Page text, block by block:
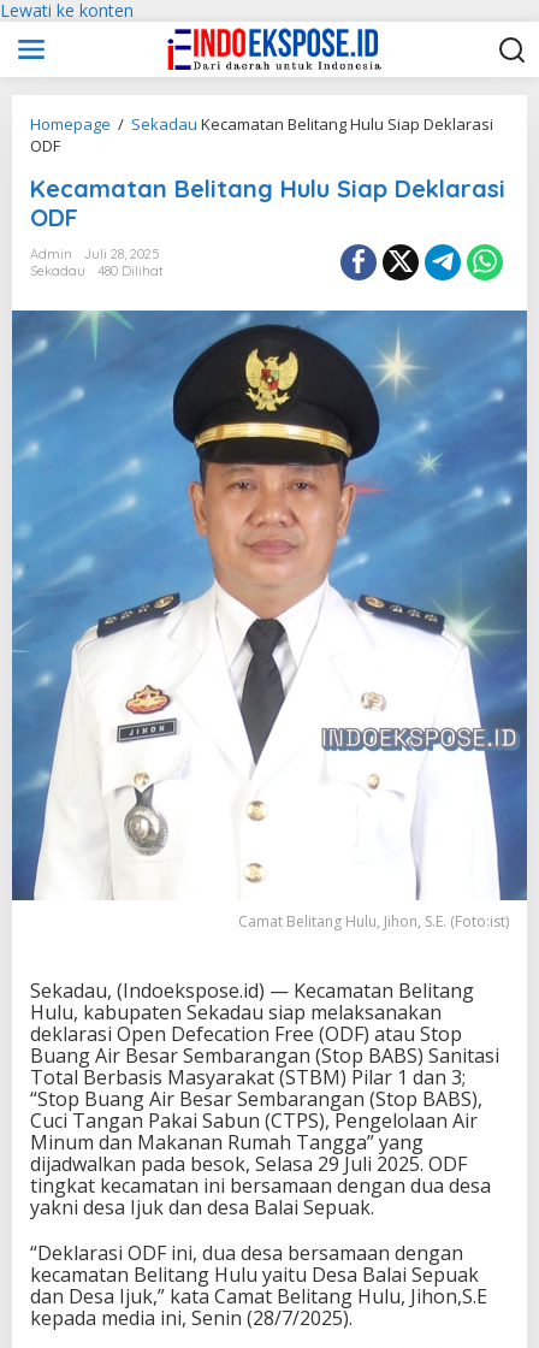
Lewati ke konten
Homepage / Sekadau Kecamatan Belitang Hulu Siap Deklarasi
ODF
Kecamatan Belitang Hulu Siap Deklarasi
ODF
Admin
Juli 28, 2025
Sekadau
480 Dilihat
Camat Belitang Hulu, Jihon, S.E. (Foto:ist)
Sekadau, (Indoekspose.id) — Kecamatan Belitang
Hulu, kabupaten Sekadau siap melaksanakan
deklarasi Open Defecation Free (ODF) atau Stop
Buang Air Besar Sembarangan (Stop BABS) Sanitasi
Total Berbasis Masyarakat (STBM) Pilar 1 dan 3;
“Stop Buang Air Besar Sembarangan (Stop BABS),
Cuci Tangan Pakai Sabun (CTPS), Pengelolaan Air
Minum dan Makanan Rumah Tangga” yang
dijadwalkan pada besok, Selasa 29 Juli 2025. ODF
tingkat kecamatan ini bersamaan dengan dua desa
yakni desa Ijuk dan desa Balai Sepuak.
“Deklarasi ODF ini, dua desa bersamaan dengan
kecamatan Belitang Hulu yaitu Desa Balai Sepuak
dan Desa Ijuk,” kata Camat Belitang Hulu, Jihon,S.E
kepada media ini, Senin (28/7/2025).